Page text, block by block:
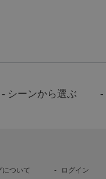
シーンから選ぶ
について ログイン